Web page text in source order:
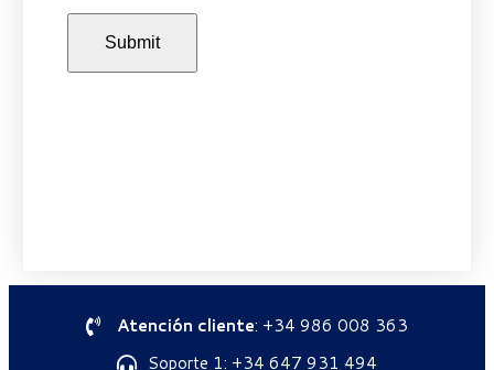
Atención cliente: +34 986 008 363
Soporte 1: +34 647 931 494